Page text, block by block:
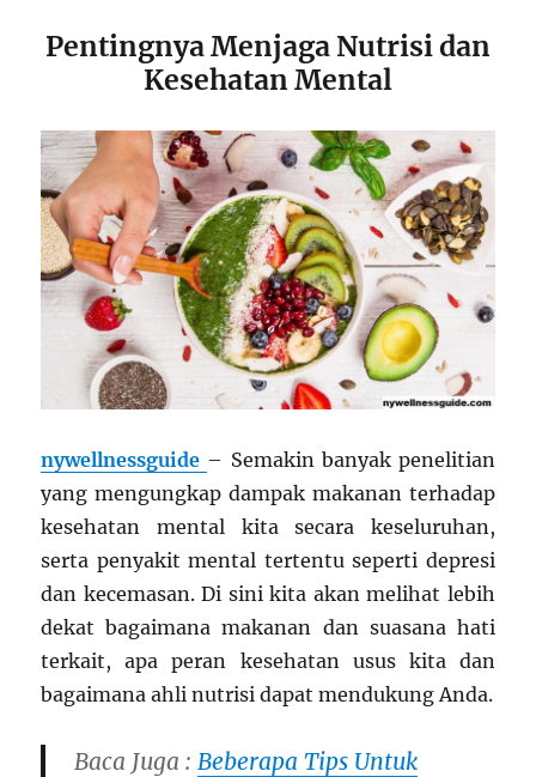
Pentingnya Menjaga Nutrisi dan
Kesehatan Mental
nywellnessguide – Semakin banyak penelitian
yang mengungkap dampak makanan terhadap
kesehatan mental kita secara keseluruhan,
serta penyakit mental tertentu seperti depresi
dan kecemasan. Di sini kita akan melihat lebih
dekat bagaimana makanan dan suasana hati
terkait, apa peran kesehatan usus kita dan
bagaimana ahli nutrisi dapat mendukung Anda.
Baca Juga : Beberapa Tips Untuk